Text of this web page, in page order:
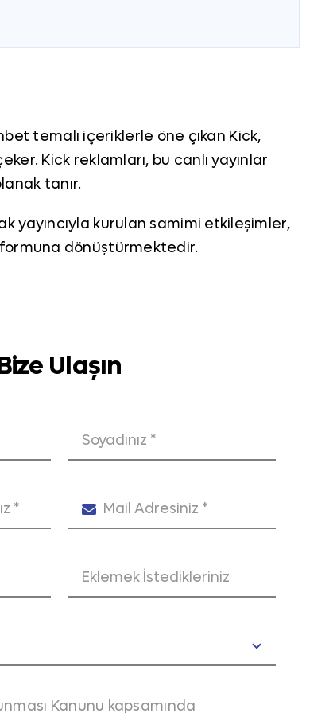
temalı içeriklerle öne çıkan Kick,
Kick reklamları, bu canlı yayınlar
tanır.
yayıncıyla kurulan samimi etkileşimler,
dönüştürmektedir.
mümkün kılar. Bu da etkileşimi ve güveni
olurken, markalar da özgün iş
bir araya getiren entegre bir yapı
profili, yayın teması ve içerik tarzı
dikkat edilerek kampanya
Ulaşın
Kanunu kapsamında